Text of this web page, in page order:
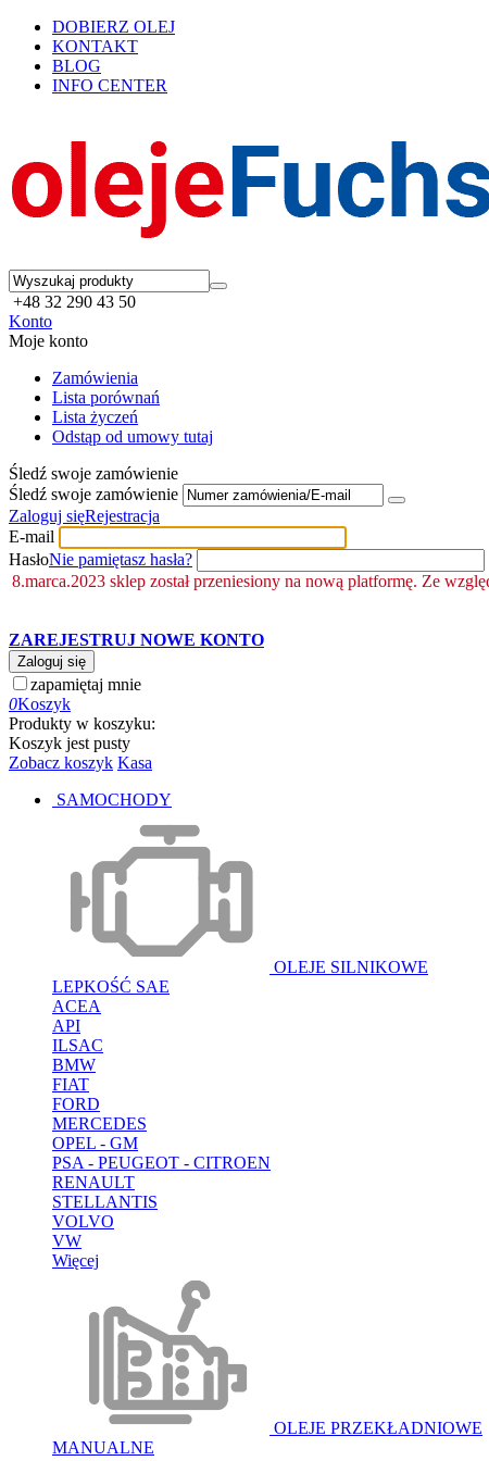
DOBIERZ OLEJ
KONTAKT
BLOG
INFO CENTER
+48 32 290 43 50
Konto
Moje konto
Zamówienia
Lista porównań
Lista życzeń
Odstąp od umowy tutaj
Śledź swoje zamówienie
Śledź swoje zamówienie
Zaloguj sięRejestracja
E-mail
HasłoNie pamiętasz hasła?
8.marca.2023 sklep został przeniesiony na nową platformę. Ze
ZAREJESTRUJ NOWE KONTO
Zaloguj się
zapamiętaj mnie
0Koszyk
Produkty w koszyku:
Koszyk jest pusty
Zobacz koszyk Kasa
SAMOCHODY
OLEJE SILNIKOWE
LEPKOŚĆ SAE
ACEA
API
ILSAC
BMW
FIAT
FORD
MERCEDES
OPEL - GM
PSA - PEUGEOT - CITROEN
RENAULT
STELLANTIS
VOLVO
VW
Więcej
OLEJE PRZEKŁADNIOWE
MANUALNE